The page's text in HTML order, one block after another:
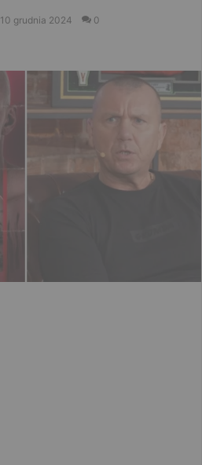
10 grudnia 2024 0